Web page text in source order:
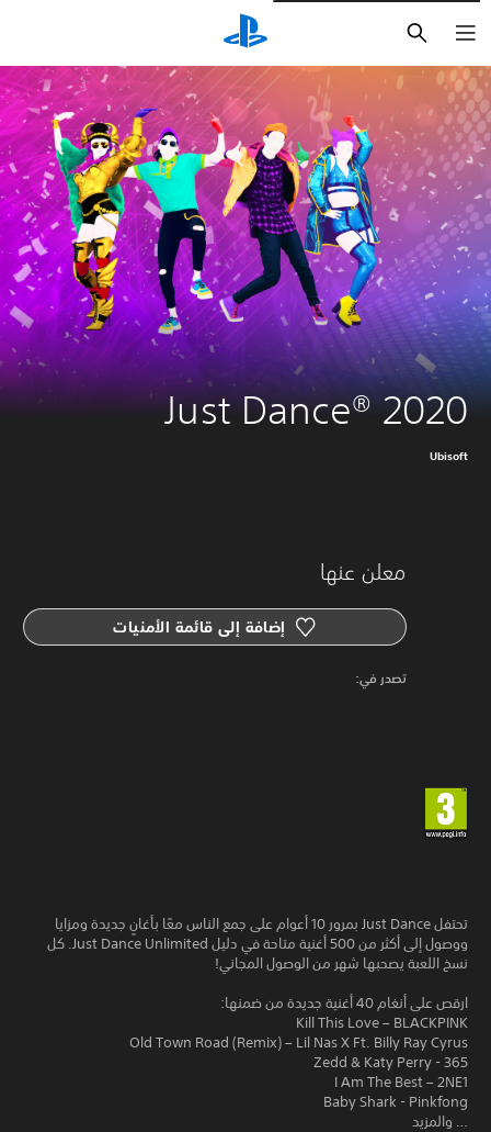
Just Dance® 2020
Ubisoft
معلن عنها
إضافة إلى قائمة الأمنيات
‏تصدر في: ‏
تحتفل Just Dance بمرور 10 أعوام على جمع الناس معًا بأغانٍ جديدة ومزايا
ووصول إلى أكثر من 500 أغنية متاحة في دليل Just Dance Unlimited. كل
نسخ اللعبة يصحبها شهر من الوصول المجاني!
ارقص على أنغام 40 أغنية جديدة من ضمنها:
Kill This Love – BLACKPINK
Old Town Road (Remix) – Lil Nas X Ft. Billy Ray Cyrus
365 - Zedd & Katy Perry
I Am The Best – 2NE1
Baby Shark - Pinkfong
… والمزيد